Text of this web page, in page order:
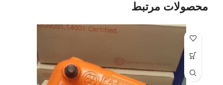
محصولات مرتبط